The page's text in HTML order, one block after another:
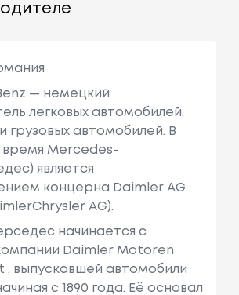
— немецкий
легковых автомобилей,
грузовых автомобилей. В
Mercedes-
является
концерна Daimler AG
AG).
начинается с
Daimler Motoren
, выпускавшей автомобили
с 1890 года. Её основал